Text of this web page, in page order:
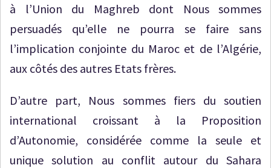
à l’Union du Maghreb dont Nous sommes
persuadés qu’elle ne pourra se faire sans
l’implication conjointe du Maroc et de l’Algérie,
aux côtés des autres Etats frères.
D’autre part, Nous sommes fiers du soutien
international croissant à la Proposition
d’Autonomie, considérée comme la seule et
unique solution au conflit autour du Sahara